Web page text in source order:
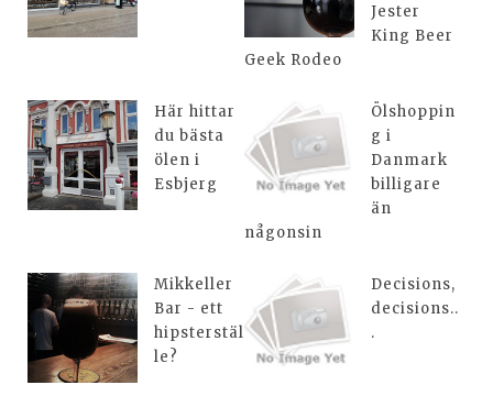
Jester
King Beer
Geek Rodeo
Här hittar
du bästa
ölen i
Esbjerg
Ölshoppin
g i
Danmark
billigare
än
någonsin
Mikkeller
Bar - ett
hipsterstäl
le?
Decisions,
decisions..
.